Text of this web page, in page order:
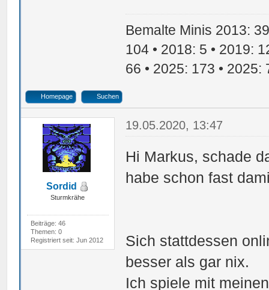
Bemalte Minis 2013:
104 • 2018: 5 • 2019:
66 • 2025: 173 • 2025:
Homepage Suchen
Sordid
Sturmkrähe
Beiträge: 46
Themen: 0
Registriert seit: Jun 2012
19.05.2020, 13:47
Hi Markus, schade
habe schon fast
Sich stattdessen
besser als gar nix.
Ich spiele mit